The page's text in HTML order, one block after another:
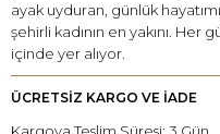
ayak uyduran, günlük
şehirli kadının en yakını. Her
içinde yer alıyor.
ÜCRETSİZ KARGO VE İADE